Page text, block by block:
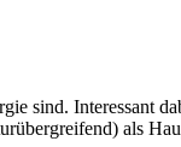
sind. Interessant
als